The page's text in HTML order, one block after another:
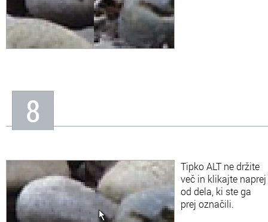
8
Tipko ALT ne držite
več in klikajte naprej
od dela, ki ste ga
prej označili.